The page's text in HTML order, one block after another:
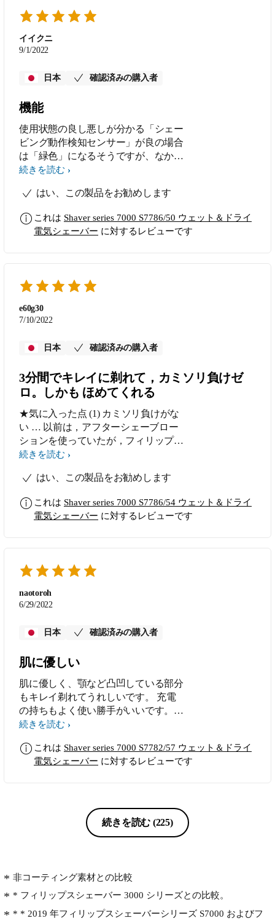
イイクニ
9/1/2022
日本 確認済みの購入者
機能
使用状態の良し悪しが分かる「シェー
ビング動作検知センサー」が良の場合
は「緑色」になるそうですが、なかな
かなりません。 色々パターンを変え
色」ばかりです。 この機能は特段必
続きを読む
はい、この製品をお勧めします
これは Shaver series 7000 S7786/50 ウェット＆ドライ
電気シェーバー に対するレビューです
e60g30
7/10/2022
日本 確認済みの購入者
3分間でキレイに剃れて，カミソリ負けゼ
ロ。しかも ほめてくれる
★気に入った点 (1) カミソリ負けがな
い … 以前は，アフターシェーブロー
ションを使っていたが，フィリップス
なら，シェーバーを洗浄する際，少し
時間は，以前に使っていた機種より短
爽やかな朝になる (2) 上手な剃り方が
覚えられる … フィリップスは3つの回
る。なかなか覚えられないが，アプリ
を使いながら，剃ると，回転の有無を
検知して，教えてくれる。剃り終える
と，回転の有無（＝ひげ剃りの上手下
に，上手な剃り方になる。しかも3分
効率的な剃り方をしたくなる (3) 手入
れが簡単 … 水洗いだけ。洗浄液も使
えるが，水洗いだけでも十分キレイに
なる。剃りながら，刃を研ぐ機構にな
っているので，剃り味が落ちない。他
機種のようにオイルスプレーが不要な
は，水洗いの最後にコップ1杯の浄水
をかける。これにより，水道水のカル
たS9000シリーズ（旧型）から，新型
のS7000シリーズに更新して，剃り方
の評価をアプリがしてくれるので，上
る。まず，シェーバー本体を回転させ
動きのため，剃りにくいところから，
剃るのが正解。最初に難敵の「あご」
続きを読む
はい、この製品をお勧めします
これは Shaver series 7000 S7786/54 ウェット＆ドライ
電気シェーバー に対するレビューです
naotoroh
6/29/2022
日本 確認済みの購入者
肌に優しい
肌に優しく、顎など凸凹している部分
もキレイ剃れてうれしいです。 充電
の持ちもよく使い勝手がいいです。
また、本体のデザインも良く満足で
続きを読む
これは Shaver series 7000 S7782/57 ウェット＆ドライ
電気シェーバー に対するレビューです
続きを読む (225)
非コーティング素材との比較
* フィリップスシェーバー 3000 シリーズとの比較。
* * 2019 年フィリップスシェーバーシリーズ S7000 およびフ